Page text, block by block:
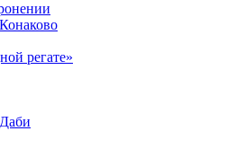
регате»